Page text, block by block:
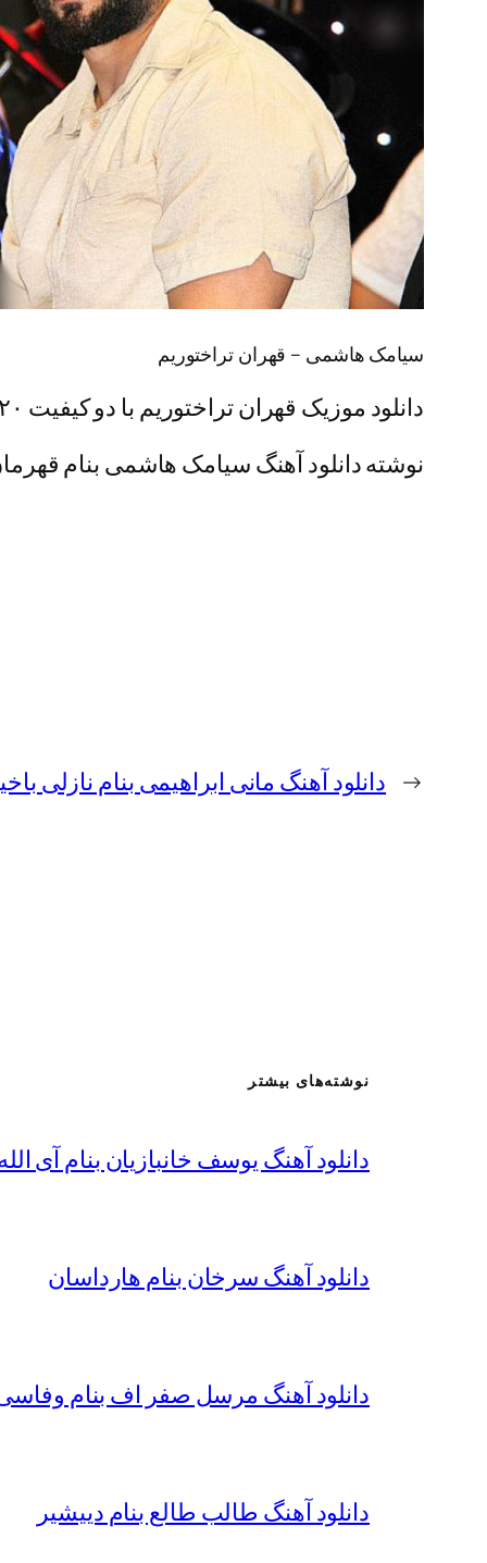
سیامک هاشمی – قهران تراختوریم
دانلود موزیک قهران تراختوریم با دو کیفیت ۳۲۰ و ۱۲۸ همراه + پخش آنلاین
نوشته دانلود آهنگ سیامک هاشمی بنام
← دانلود آهنگ مانی ابراهیمی بنام نازلی
نوشته‌های بیشتر
دانلود آهنگ یوسف خانبازیان بنام آی
دانلود آهنگ سرخان بنام هارداسان
دانلود آهنگ مرسل صفر اف بنام
دانلود آهنگ طالب طالع بنام دییشیر